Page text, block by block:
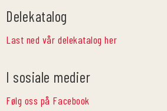
Delekatalog
Last ned vår delekatalog her
I sosiale medier
Følg oss på Facebook